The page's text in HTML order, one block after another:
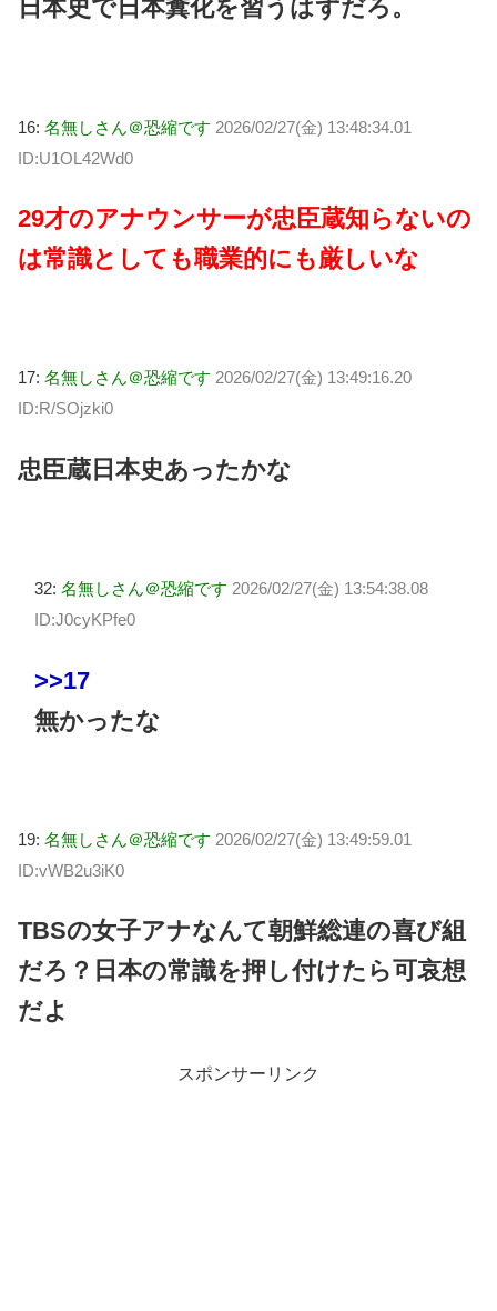
日本史で日本糞化を習うはずだろ。
16: 名無しさん＠恐縮です 2026/02/27(金) 13:48:34.01
ID:U1OL42Wd0
29才のアナウンサーが忠臣蔵知らないの
は常識としても職業的にも厳しいな
17: 名無しさん＠恐縮です 2026/02/27(金) 13:49:16.20
ID:R/SOjzki0
忠臣蔵日本史あったかな
32: 名無しさん＠恐縮です 2026/02/27(金) 13:54:38.08
ID:J0cyKPfe0
>>17
無かったな
19: 名無しさん＠恐縮です 2026/02/27(金) 13:49:59.01
ID:vWB2u3iK0
TBSの女子アナなんて朝鮮総連の喜び組
だろ？日本の常識を押し付けたら可哀想
だよ
スポンサーリンク